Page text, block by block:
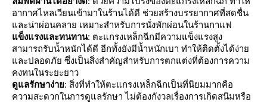
อากาศไหลเวียนเข้ามาในร้านได้ดี ช่วยสร้างบรรยากาศที่สดชื่น
ละน่าผ่อนคลาย เหมาะสำหรับการนั่งพักผ่อนในร้านกาแฟ
ข็งแรงและทนทาน: ตะแกรงเหล็กฉีกมีความแข็งแรงสูง
สามารถรับน้ำหนักได้ดี อีกทั้งยังมีน้ำหนักเบา ทำให้ติดตั้งได้ง่า
ละปลอดภัย ซึ่งเป็นสิ่งสำคัญสำหรับการตกแต่งที่ต้องการความ
คงทนในระยะยาว
ดูแลรักษาง่า: สิ่งที่ทำให้ตะแกรงเหล็กฉีกเป็นที่นิยมมากคือ
ความสะดวกในการดูแลรักษา ไม่ต้องกังวลเรื่องการเกิดสนิมหรือ